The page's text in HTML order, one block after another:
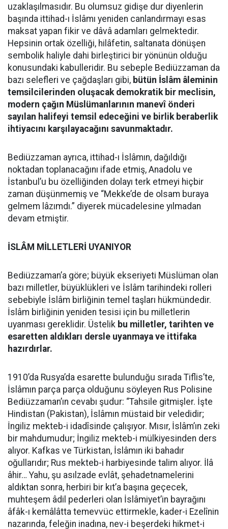
uzaklaşılmasıdır. Bu olumsuz gidişe dur diyenlerin
başında ittihad-ı İslâmı yeniden canlandırmayı esas
maksat yapan fikir ve dâvâ adamları gelmektedir.
Hepsinin ortak özelliği, hilâfetin, saltanata dönüşen
sembolik haliyle dahi birleştirici bir yönünün olduğu
konusundaki kabulleridir. Bu sebeple Bediüzzaman da
bazı selefleri ve çağdaşları gibi, bütün İslâm âleminin
temsilcilerinden oluşacak demokratik bir meclisin,
modern çağın Müslümanlarının manevî önderi
sayılan halifeyi temsil edeceğini ve birlik beraberlik
ihtiyacını karşılayacağını savunmaktadır.
Bediüzzaman ayrıca, ittihad-ı İslâmın, dağıldığı
noktadan toplanacağını ifade etmiş, Anadolu ve
İstanbul’u bu özelliğinden dolayı terk etmeyi hiçbir
zaman düşünmemiş ve “Mekke’de de olsam buraya
gelmem lâzımdı.” diyerek mücadelesine yılmadan
devam etmiştir.
İSLÂM MİLLETLERİ UYANIYOR
Bediüzzaman’a göre; büyük ekseriyeti Müslüman olan
bazı milletler, büyüklükleri ve İslâm tarihindeki rolleri
sebebiyle İslâm birliğinin temel taşları hükmündedir.
İslâm birliğinin yeniden tesisi için bu milletlerin
uyanması gereklidir. Üstelik bu milletler, tarihten ve
esaretten aldıkları dersle uyanmaya ve ittifaka
hazırdırlar.
1910’da Rusya’da esarette bulunduğu sırada Tiflis’te,
İslâmın parça parça olduğunu söyleyen Rus Polisine
Bediüzzaman’ın cevabı şudur: “Tahsile gitmişler. İşte
Hindistan (Pakistan), İslâmın müstaid bir veledidir;
İngiliz mekteb-i idadîsinde çalışıyor. Mısır, İslâm’ın zeki
bir mahdumudur; İngiliz mekteb-i mülkiyesinden ders
alıyor. Kafkas ve Türkistan, İslâmın iki bahadır
oğullarıdır; Rus mekteb-i harbiyesinde talim alıyor. İlâ
âhir… Yahu, şu asılzade evlât, şehadetnamelerini
aldıktan sonra, herbiri bir kıt’a başına geçecek,
muhteşem âdil pederleri olan İslâmiyet’in bayrağını
âfâk-ı kemâlâtta temevvüc ettirmekle, kader-i Ezelînin
nazarında, feleğin inadına, nev-i beşerdeki hikmet-i